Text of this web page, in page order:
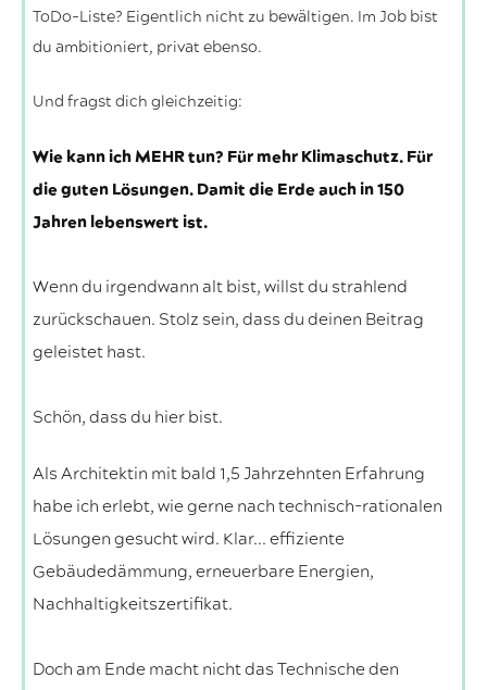
ToDo-Liste? Eigentlich nicht zu bewältigen. Im Job bist
du ambitioniert, privat ebenso.
Und fragst dich gleichzeitig:
Wie kann ich MEHR tun? Für mehr Klimaschutz. Für
die guten Lösungen. Damit die Erde auch in 150
Jahren lebenswert ist.
Wenn du irgendwann alt bist, willst du strahlend
zurückschauen. Stolz sein, dass du deinen Beitrag
geleistet hast.
Schön, dass du hier bist.
Als Architektin mit bald 1,5 Jahrzehnten Erfahrung
habe ich erlebt, wie gerne nach technisch-rationalen
Lösungen gesucht wird. Klar... effiziente
Gebäudedämmung, erneuerbare Energien,
Nachhaltigkeitszertifikat.
Doch am Ende macht nicht das Technische den